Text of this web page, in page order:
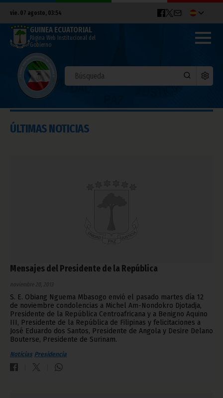
vie. 07 agosto, 03:54
GUINEA ECUATORIAL
Página Web Institucional del
Gobierno
ÚLTIMAS NOTICIAS
Mensajes del Presidente de la República
noviembre 20, 2013
S. E. Obiang Nguema Mbasogo envió el pasado martes día 12
de noviembre condolencias a Michel Am-Nondokro Djotadja,
Presidente de la República Centroafricana y a Benigno Aquino
III, Presidente de la República de Filipinas y felicitaciones a
José Eduardo dos Santos, Presidente de Angola y Desire Delano
Bouterse, Presidente de Surinam.
Noticias Presidencia